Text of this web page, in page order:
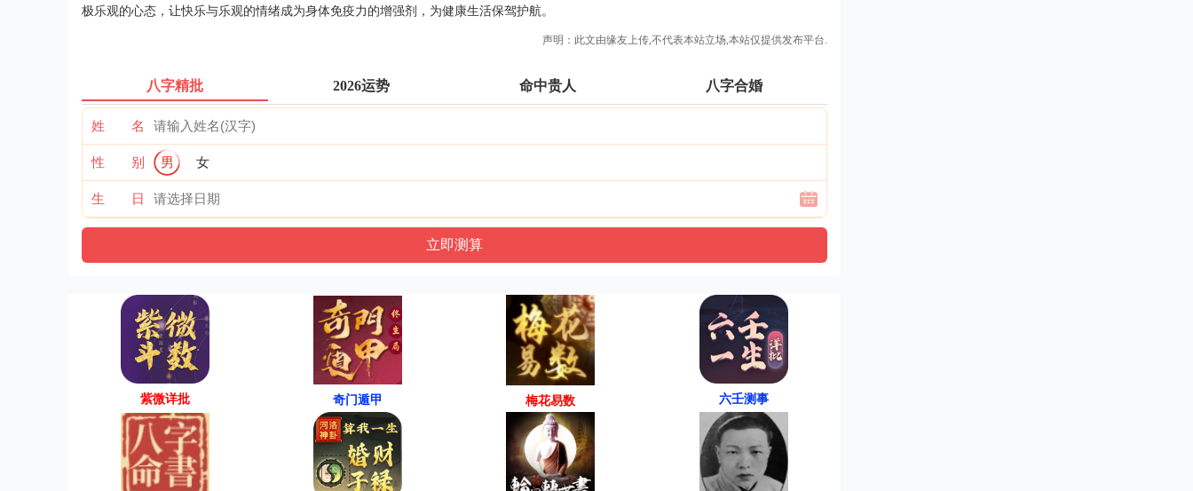
极乐观的心态，让快乐与乐观的情绪成为身体免疫力的增强剂，为健康生活保驾护航。
声明：此文由缘友上传,不代表本站立场,本站仅提供发布平台.
八字精批 2026运势 命中贵人 八字合婚
姓 名
性 别 男 女
生 日
紫微详批 奇门遁甲 梅花易数 六壬测事